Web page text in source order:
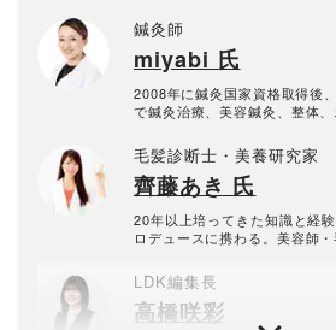
鍼灸師
miyabi 氏
2008年に鍼灸国家資格取得後
で鍼灸治療、美容鍼灸、整体
めの鍼灸&リラクゼーションサ
設。「いつまでも健康的に美し
健康や美に対する意識を高めて
の企画や、地域のイベントにも
な人を増やす！」ために日々
ーティスト、モデル、タレン
数出演。
毛髪診断士・美養研究家
齊藤あき 氏
20年以上培ってきた知識と経
ロデュースに携わる。美容師
代表。一般社団法人日本美髪協
ワークの他、セミナー講師や
など活躍の場を広げている。
LDK編集長
高橋咲彩